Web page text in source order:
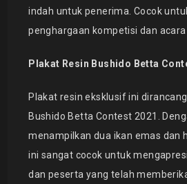
indah untuk penerima. Cocok
penghargaan kompetisi dan acara
Plakat Resin Bushido Betta
Plakat resin eksklusif ini
Bushido Betta Contest 2021.
menampilkan dua ikan emas dan
ini sangat cocok untuk
dan peserta yang telah